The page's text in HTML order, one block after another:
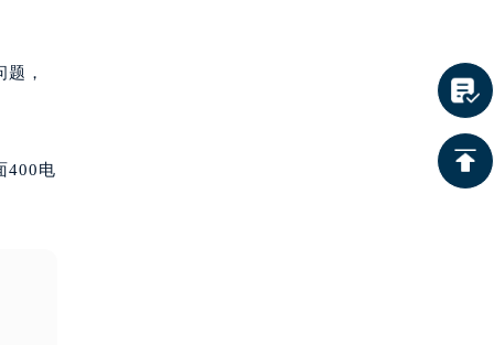
，
400电